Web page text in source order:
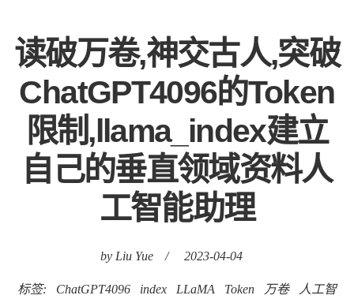
读破万卷,神交古人,突破
ChatGPT4096的Token
限制,llama_index建立
自己的垂直领域资料人
工智能助理
by Liu Yue / 2023-04-04
标签: ChatGPT4096 index LLaMA Token 万卷
人工智